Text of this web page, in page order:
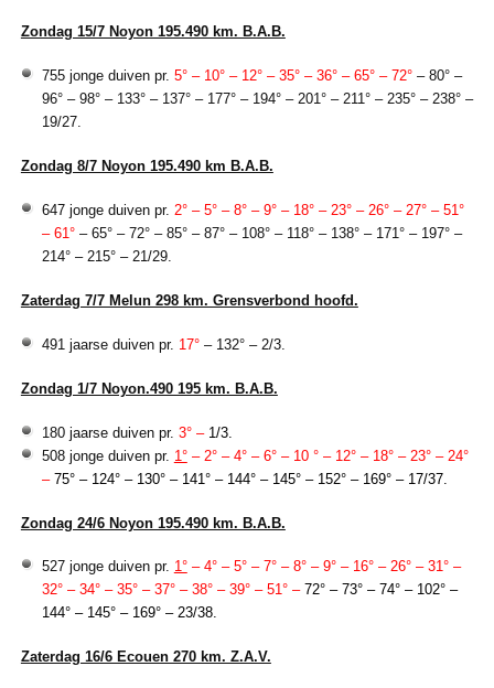
Zondag 15/7 Noyon 195.490 km. B.A.B.
755 jonge duiven pr. 5° – 10° – 12° – 35° – 36° – 65° – 72°– 80° –
96° – 98° – 133° – 137° – 177° – 194° – 201° – 211° – 235° – 238° –
19/27.
Zondag 8/7 Noyon 195.490 km B.A.B.
647 jonge duiven pr. 2° – 5° – 8° – 9° – 18° – 23° – 26° – 27° – 51°
– 61°– 65° – 72° – 85° – 87° – 108° – 118° – 138° – 171° – 197° –
214° – 215° – 21/29.
Zaterdag 7/7 Melun 298 km. Grensverbond hoofd.
491 jaarse duiven pr. 17°– 132° – 2/3.
Zondag 1/7 Noyon.490 195 km. B.A.B.
180 jaarse duiven pr. 3° – 1/3.
508 jonge duiven pr. 1°– 2° – 4° – 6° – 10 ° – 12° – 18° – 23° – 24°
– 75° – 124° – 130° – 141° – 144° – 145° – 152° – 169° – 17/37.
Zondag 24/6 Noyon 195.490 km. B.A.B.
527 jonge duiven pr. 1°– 4° – 5° – 7° – 8° – 9° – 16° – 26° – 31° –
32° – 34° – 35° – 37° – 38° – 39° – 51° – 72° – 73° – 74° – 102° –
144° – 145° – 169° – 23/38.
Zaterdag 16/6 Ecouen 270 km. Z.A.V.